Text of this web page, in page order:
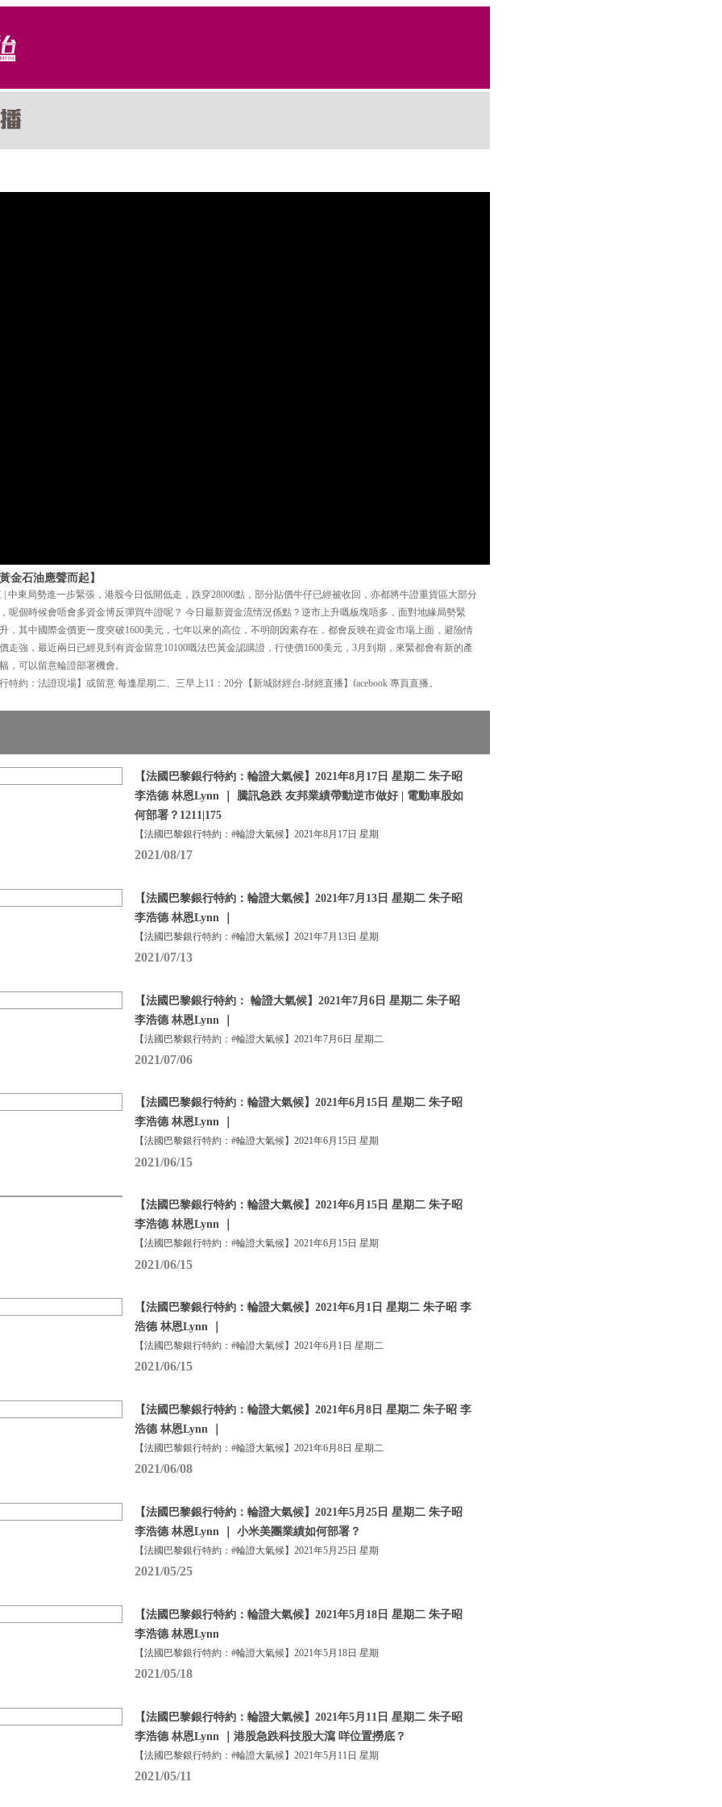
金石油應聲而起】
| 中東局勢進一步緊張，港股今日低開低走，跌穿28000點，部分貼價牛仔已經被收回，亦都將牛證重貨區大部分
呢個時候會唔會多資金博反彈買牛證呢？ 今日最新資金流情況係點？逆市上升嘅板塊唔多，面對地緣局勢緊
，其中國際金價更一度突破1600美元，七年以來的高位，不明朗因素存在，都會反映在資金市場上面，避險情
走強，最近兩日已經見到有資金留意10100嘅法巴黃金認購證，行使價1600美元，3月到期，來緊都會有新的產
，可以留意輪證部署機會。
特約：法證現場】或留意 每逢星期二、三早上11：20分【新城財經台-財經直播】facebook 專頁直播。
【法國巴黎銀行特約：輪證大氣候】2021年8月17日 星期二 朱子昭
李浩德 林恩Lynn ｜ 騰訊急跌 友邦業績帶動逆市做好 | 電動車股如
何部署？1211|175
【法國巴黎銀行特約：#輪證大氣候】2021年8月17日 星期
2021/08/17
【法國巴黎銀行特約：輪證大氣候】2021年7月13日 星期二 朱子昭
李浩德 林恩Lynn ｜
【法國巴黎銀行特約：#輪證大氣候】2021年7月13日 星期
2021/07/13
【法國巴黎銀行特約： 輪證大氣候】2021年7月6日 星期二 朱子昭
李浩德 林恩Lynn ｜
【法國巴黎銀行特約：#輪證大氣候】2021年7月6日 星期二
2021/07/06
【法國巴黎銀行特約：輪證大氣候】2021年6月15日 星期二 朱子昭
李浩德 林恩Lynn ｜
【法國巴黎銀行特約：#輪證大氣候】2021年6月15日 星期
2021/06/15
【法國巴黎銀行特約：輪證大氣候】2021年6月15日 星期二 朱子昭
李浩德 林恩Lynn ｜
【法國巴黎銀行特約：#輪證大氣候】2021年6月15日 星期
2021/06/15
【法國巴黎銀行特約：輪證大氣候】2021年6月1日 星期二 朱子昭 李
浩德 林恩Lynn ｜
【法國巴黎銀行特約：#輪證大氣候】2021年6月1日 星期二
2021/06/15
【法國巴黎銀行特約：輪證大氣候】2021年6月8日 星期二 朱子昭 李
浩德 林恩Lynn ｜
【法國巴黎銀行特約：#輪證大氣候】2021年6月8日 星期二
2021/06/08
【法國巴黎銀行特約：輪證大氣候】2021年5月25日 星期二 朱子昭
李浩德 林恩Lynn ｜ 小米美團業績如何部署？
【法國巴黎銀行特約：#輪證大氣候】2021年5月25日 星期
2021/05/25
【法國巴黎銀行特約：輪證大氣候】2021年5月18日 星期二 朱子昭
李浩德 林恩Lynn
【法國巴黎銀行特約：#輪證大氣候】2021年5月18日 星期
2021/05/18
【法國巴黎銀行特約：輪證大氣候】2021年5月11日 星期二 朱子昭
李浩德 林恩Lynn ｜港股急跌科技股大瀉 咩位置撈底？
【法國巴黎銀行特約：#輪證大氣候】2021年5月11日 星期
2021/05/11